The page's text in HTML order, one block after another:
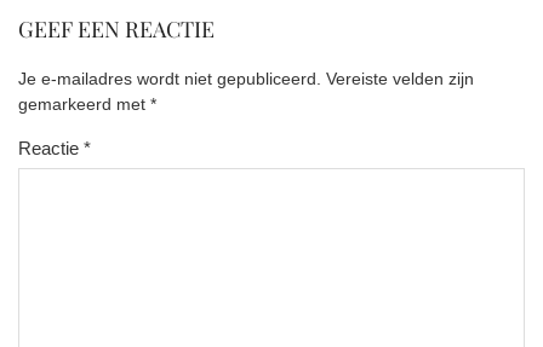
GEEF EEN REACTIE
Je e-mailadres wordt niet gepubliceerd. Vereiste velden zijn
gemarkeerd met *
Reactie *